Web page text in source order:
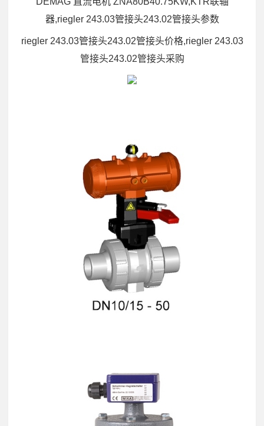
器,riegler 243.03管接头243.02管接头参数
riegler 243.03管接头243.02管接头价格,riegler 243.03
管接头243.02管接头采购